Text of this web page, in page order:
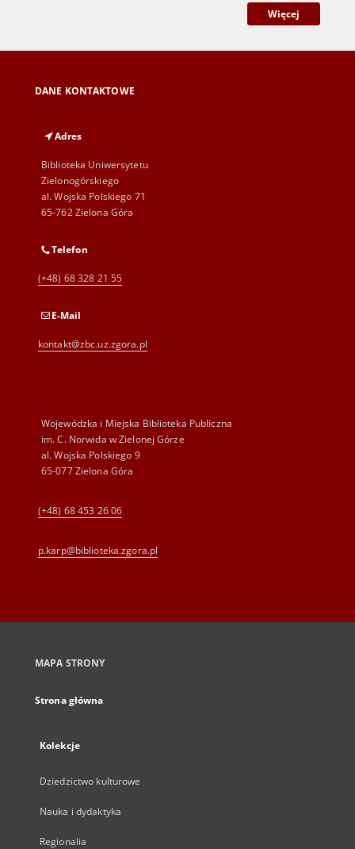
Więcej
DANE KONTAKTOWE
Adres
Biblioteka Uniwersytetu
Zielonogórskiego
al. Wojska Polskiego 71
65-762 Zielona Góra
Telefon
(+48) 68 328 21 55
E-Mail
kontakt@zbc.uz.zgora.pl
Wojewódzka i Miejska Biblioteka Publiczna
im. C. Norwida w Zielonej Górze
al. Wojska Polskiego 9
65-077 Zielona Góra
(+48) 68 453 26 06
p.karp@biblioteka.zgora.pl
MAPA STRONY
Strona główna
Kolekcje
Dziedzictwo kulturowe
Nauka i dydaktyka
Regionalia